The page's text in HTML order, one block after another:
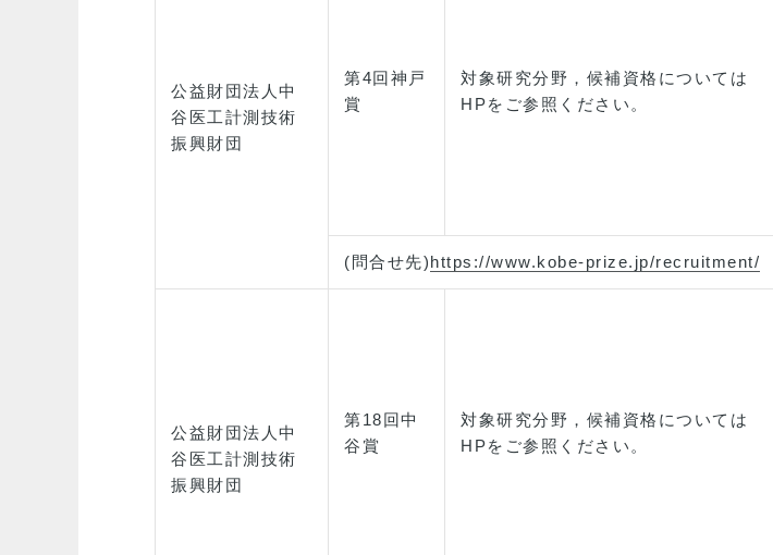
公益財団法人中
谷医工計測技術
振興財団
第4回神戸
賞
対象研究分野，候補資格については
HPをご参照ください。
(問合せ先)https://www.kobe-prize.jp/recruitment/
公益財団法人中
谷医工計測技術
振興財団
第18回中
谷賞
対象研究分野，候補資格については
HPをご参照ください。